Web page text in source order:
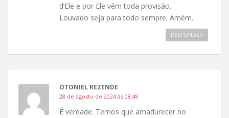
d’Ele e por Ele vêm toda provisão.
Louvado seja para todo sempre. Amém.
RESPONDER
OTONIEL REZENDE
28 de agosto de 2024 às 08:49
É verdade. Temos que amadurecer no